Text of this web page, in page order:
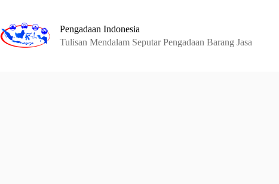
content
Pengadaan Indonesia
Tulisan Mendalam Seputar Pengadaan Barang Jasa